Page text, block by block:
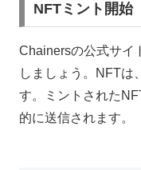
NFTミント開始
Chainersの公式サイ
しましょう。NFTは
す。ミントされた
的に送信されます。